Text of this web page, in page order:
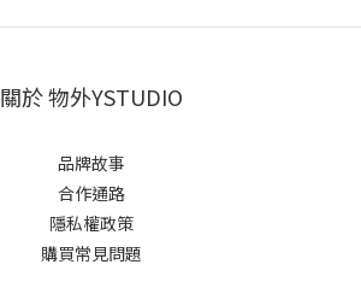
關於 物外YSTUDIO
品牌故事
合作通路
隱私權政策
購買常見問題